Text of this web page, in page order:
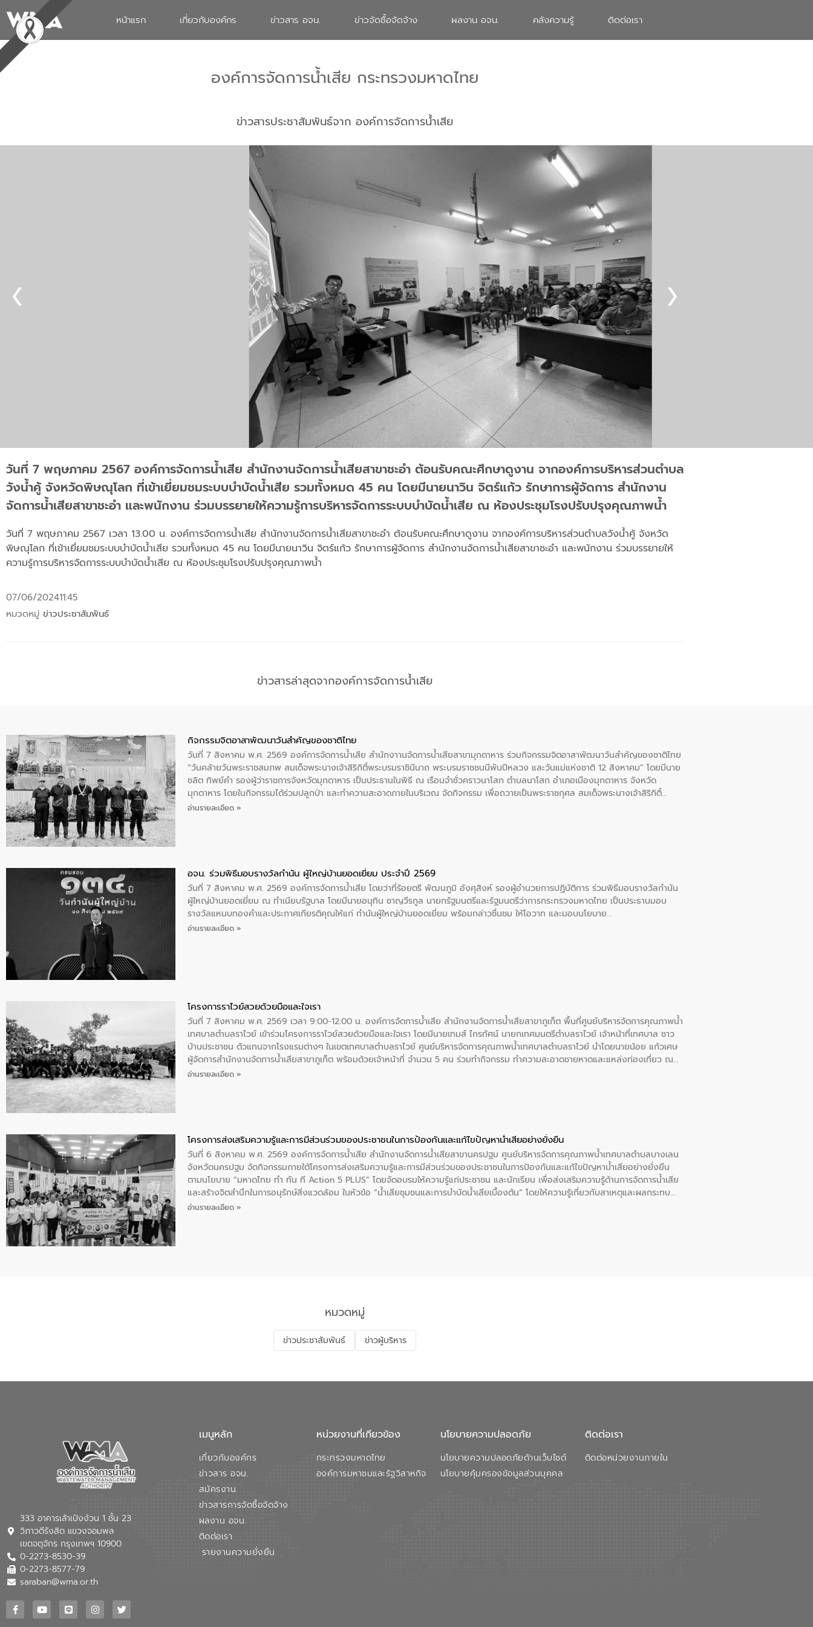
หน้าแรก เกี่ยวกับองค์กร ข่าวสาร อจน. ข่าวจัดซื้อจัดจ้าง ผลงาน อจน. คลังความรู้ ติดต่อเรา
องค์การจัดการน้ำเสีย กระทรวงมหาดไทย
ข่าวสารประชาสัมพันธ์จาก องค์การจัดการน้ำเสีย
วันที่ 7 พฤษภาคม 2567 องค์การจัดการน้ำเสีย สำนักงานจัดการน้ำเสียสาขาชะอำ ต้อนรับคณะศึกษาดูงาน จากองค์การบริหารส่วนตำบล
วังน้ำคู้ จังหวัดพิษณุโลก ที่เข้าเยี่ยมชมระบบบำบัดน้ำเสีย รวมทั้งหมด 45 คน โดยมีนายนาวิน จิตร์แก้ว รักษาการผู้จัดการ สำนักงาน
จัดการน้ำเสียสาขาชะอำ และพนักงาน ร่วมบรรยายให้ความรู้การบริหารจัดการระบบบำบัดน้ำเสีย ณ ห้องประชุมโรงปรับปรุงคุณภาพน้ำ
วันที่ 7 พฤษภาคม 2567 เวลา 13.00 น. องค์การจัดการน้ำเสีย สำนักงานจัดการน้ำเสียสาขาชะอำ ต้อนรับคณะศึกษาดูงาน จากองค์การบริหารส่วนตำบลวังน้ำคู้ จังหวัด
พิษณุโลก ที่เข้าเยี่ยมชมระบบบำบัดน้ำเสีย รวมทั้งหมด 45 คน โดยมีนายนาวิน จิตร์แก้ว รักษาการผู้จัดการ สำนักงานจัดการน้ำเสียสาขาชะอำ และพนักงาน ร่วมบรรยายให้
ความรู้การบริหารจัดการระบบบำบัดน้ำเสีย ณ ห้องประชุมโรงปรับปรุงคุณภาพน้ำ
07/06/202411:45
หมวดหมู่ ข่าวประชาสัมพันธ์
ข่าวสารล่าสุดจากองค์การจัดการน้ำเสีย
กิจกรรมจิตอาสาพัฒนาวันสําคัญของชาติไทย
วันที่ 7 สิงหาคม พ.ศ. 2569 องค์การจัดการน้ำเสีย สำนักงาานจัดการน้ำเสียสาขามุกดาหาร ร่วมกิจกรรมจิตอาสาพัฒนาวันสําคัญของชาติไทย
“วันคล้ายวันพระราชสมภพ สมเด็จพระนางเจ้าสิริกิติ์พระบรมราชินีนาถ พระบรมราชชนนีพันปีหลวง และวันแม่แห่งชาติ 12 สิงหาคม” โดยมีนาย
ชลิต ทิพย์คำ รองผู้ว่าราชการจังหวัดมุกดาหาร เป็นประธานในพิธี ณ เรือนจําชั่วคราวนาโสก ตําบลนาโสก อําเภอเมืองมุกดาหาร จังหวัด
มุกดาหาร โดยในกิจกรรมได้ร่วมปลูกป่า และทําความสะอาดภายในบริเวณ จัดกิจกรรม เพื่อถวายเป็นพระราชกุศล สมเด็จพระนางเจ้าสิริกิติ์
พระบรมราชินีนาถ พระบรมราชชนนีพันปีหลวง พร้อมถวายสัจปฏิญาณ ทำความดีด้วยหัวใจ
อ่านรายละเอียด »
อจน. ร่วมพิธีมอบรางวัลกำนัน ผู้ใหญ่บ้านยอดเยี่ยม ประจำปี 2569
วันที่ 7 สิงหาคม พ.ศ. 2569 องค์การจัดการน้ำเสีย โดยว่าที่ร้อยตรี พัฒนภูมิ อังศุสิงห์ รองผู้อำนวยการปฏิบัติการ ร่วมพิธีมอบรางวัลกำนัน
ผู้ใหญ่บ้านยอดเยี่ยม ณ ทำเนียบรัฐบาล โดยมีนายอนุทิน ชาญวีรกูล นายกรัฐมนตรีและรัฐมนตรีว่าการกระทรวงมหาดไทย เป็นประธานมอบ
รางวัลแหนบทองคำและประกาศเกียรติคุณให้แก่ กำนันผู้ใหญ่บ้านยอดเยี่ยม พร้อมกล่าวชื่นชม ให้โอวาท และมอบนโยบาย
อ่านรายละเอียด »
โครงการราไวย์สวยด้วยมือและใจเรา
วันที่ 7 สิงหาคม พ.ศ. 2569 เวลา 9:00-12:00 น. องค์การจัดการน้ำเสีย สำนักงานจัดการน้ำเสียสาขาภูเก็ต พื้นที่ศูนย์บริหารจัดการคุณภาพน้ำ
เทศบาลตำบลราไวย์ เข้าร่วมโครงการราไวย์สวยด้วยมือและใจเรา โดยมีนายเทมส์ ไกรทัศน์ นายกเทศมนตรีตำบลราไวย์ เจ้าหน้าที่เทศบาล ชาว
บ้านประชาชน ตัวแทนจากโรงแรมต่างๆ ในเขตเทศบาลตำบลราไวย์ ศูนย์บริหารจัดการคุณภาพน้ำเทศบาลตำบลราไวย์ นำโดยนายน้อย แก้วเศษ
ผู้จัดการสำนักงานจัดการน้ำเสียสาขาภูเก็ต พร้อมด้วยเจ้าหน้าที่ จำนวน 5 คน ร่วมทำกิจกรรม ทำความสะอาดชายหาดและแหล่งท่องเที่ยว ณ
บริเวณแหลมพรหมเทพ หมู่ที่ 6 ตำบลราไวย์ อำเภอเมือง จังหวัดภูเก็ต
อ่านรายละเอียด »
โครงการส่งเสริมความรู้และการมีส่วนร่วมของประชาชนในการป้องกันและแก้ไขปัญหาน้ำเสียอย่างยั่งยืน
วันที่ 6 สิงหาคม พ.ศ. 2569 องค์การจัดการน้ำเสีย สำนักงานจัดการน้ำเสียสาขานครปฐม ศูนย์บริหารจัดการคุณภาพน้ำเทศบาลตำบลบางเลน
จังหวัดนครปฐม จัดกิจกรรมภายใต้โครงการส่งเสริมความรู้และการมีส่วนร่วมของประชาชนในการป้องกันและแก้ไขปัญหาน้ำเสียอย่างยั่งยืน
ตามนโยบาย “มหาดไทย ทำ ทัน ที Action 5 PLUS” โดยจัดอบรมให้ความรู้แก่ประชาชน และนักเรียน เพื่อส่งเสริมความรู้ด้านการจัดการน้ำเสีย
และสร้างจิตสำนึกในการอนุรักษ์สิ่งแวดล้อม ในหัวข้อ “น้ำเสียชุมชนและการบำบัดน้ำเสียเบื้องต้น” โดยให้ความรู้เกี่ยวกับสาเหตุและผลกระทบ
ของน้ำเสีย แนวทางการลดการเกิดน้ำเสียจากแหล่งกำเนิด การบำบัดน้ำเสียเบื้องต้นในครัวเรือน ณ เทศบาลตำบลบางเลน จังหวัดนครปฐม
อ่านรายละเอียด »
หมวดหมู่
ข่าวประชาสัมพันธ์ ข่าวผู้บริหาร
333 อาคารเล้าเป้งง้วน 1 ชั้น 23
วิภาวดีรังสิต แขวงจอมพล
เขตจตุจักร กรุงเทพฯ 10900
0-2273-8530-39
0-2273-8577-79
saraban@wma.or.th
เมนูหลัก
เกี่ยวกับองค์กร
ข่าวสาร อจน.
สมัครงาน
ข่าวสารการจัดซื้อจัดจ้าง
ผลงาน อจน.
ติดต่อเรา
รายงานความยั่งยืน
หน่วยงานที่เกียวข้อง
กระทรวงมหาดไทย
องค์การมหาชนและรัฐวิสาหกิจ
นโยบายความปลอดภัย
นโยบายความปลอดภัยด้านเว็บไซต์
นโยบายคุ้มครองข้อมูลส่วนบุคคล
ติดต่อเรา
ติดต่อหน่วยงานภายใน